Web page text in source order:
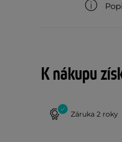
K nákupu
Záruka 2 roky